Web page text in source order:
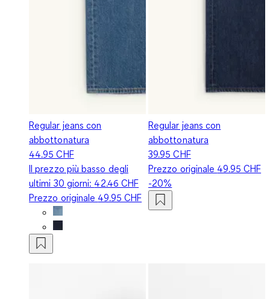
Regular jeans con
abbottonatura
44.95 CHF
Il prezzo più basso degli
ultimi 30 giorni: 42.46 CHF
Prezzo originale 49.95 CHF
Regular jeans con
abbottonatura
39.95 CHF
Prezzo originale 49.95 CHF
-20%